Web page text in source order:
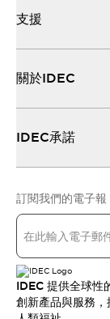
支援
關於IDEC
IDEC承諾
訂閱我們的電子
IDEC 提供全球性
創新產品與服務